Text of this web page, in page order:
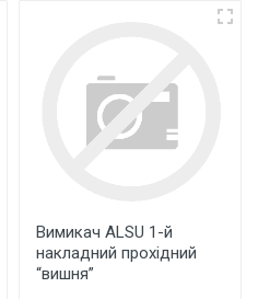
Вимикач ALSU 1-й
накладний прохідний
“вишня”